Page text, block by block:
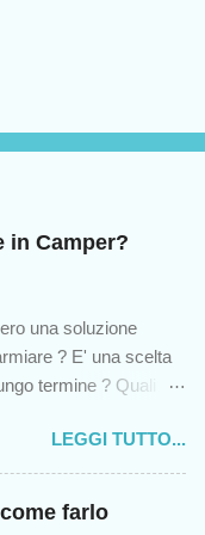
in Camper?
una soluzione
? E' una scelta
termine ? Quali
dubbi che colgono -
abbia mai
scelta di vita, in
Sebbene
LEGGI TUTTO...
farlo